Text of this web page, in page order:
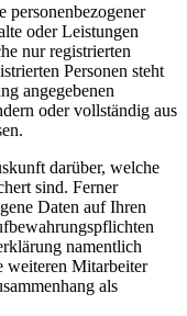
oder Leistungen
nur registrierten
Personen steht
angegebenen
oder vollständig aus
darüber, welche
sind. Ferner
Daten auf Ihren
namentlich
weiteren Mitarbeiter
als